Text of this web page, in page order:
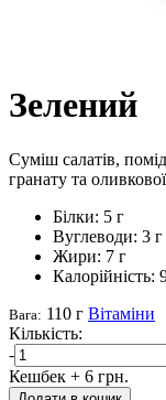
Зелений
Суміш салатів,
гранату та
Білки: 5 г
Вуглеводи: 3 г
Жири: 7 г
Калорійність:
Вага: 110 г Вітаміни
Кількість:
-
Кешбек + 6 грн.